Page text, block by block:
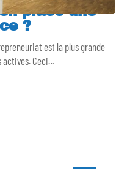
place une
?
est la plus grande
actives. Ceci…